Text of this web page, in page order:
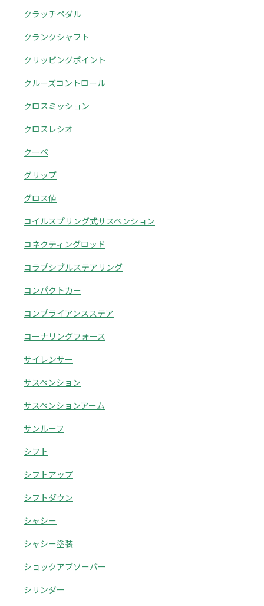
クラッチペダル
クランクシャフト
クリッピングポイント
クルーズコントロール
クロスミッション
クロスレシオ
クーペ
グリップ
グロス値
コイルスプリング式サスペンション
コネクティングロッド
コラプシブルステアリング
コンパクトカー
コンプライアンスステア
コーナリングフォース
サイレンサー
サスペンション
サスペンションアーム
サンルーフ
シフト
シフトアップ
シフトダウン
シャシー
シャシー塗装
ショックアブソーバー
シリンダー